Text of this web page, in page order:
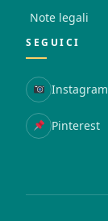
Note legali
SEGUICI
Instagram
Pinterest